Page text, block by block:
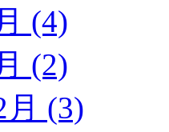
(4)
(2)
月 (3)